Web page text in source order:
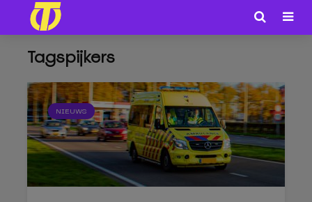
Tagspijkers
NIEUWS